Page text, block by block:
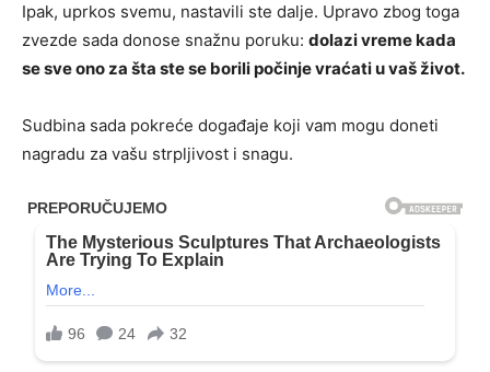
Ipak, uprkos svemu, nastavili ste dalje. Upravo zbog toga
zvezde sada donose snažnu poruku: dolazi vreme kada
se sve ono za šta ste se borili počinje vraćati u vaš život.
Sudbina sada pokreće događaje koji vam mogu doneti
nagradu za vašu strpljivost i snagu.